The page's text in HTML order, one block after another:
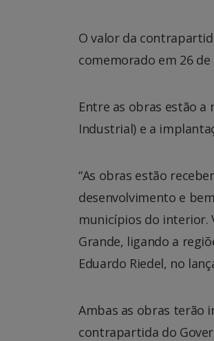
O valor da
comemorado em 26
Entre as obras estão a
Industrial) e a
“As obras estão
desenvolvimento e
municípios do interior.
Grande, ligando a
Eduardo Riedel, no
Ambas as obras terão
contrapartida do